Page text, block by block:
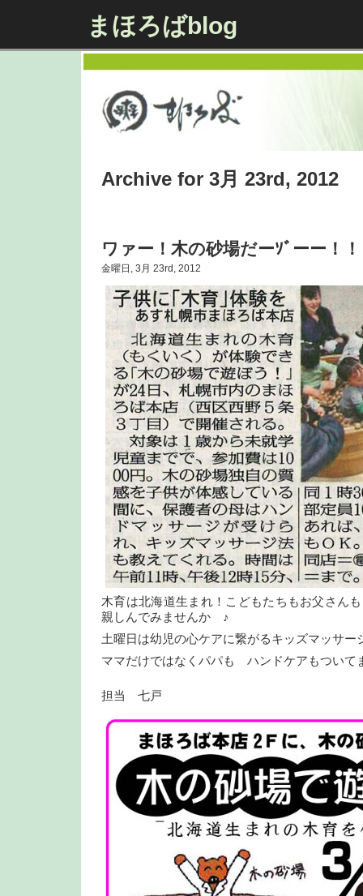
まほろばblog
Archive for 3月 23rd, 2012
ワァー！木の砂場だーｿﾞーー！！
金曜日, 3月 23rd, 2012
木育は北海道生まれ！こどもたちもお父さん
親しんでみませんか ♪
土曜日は幼児の心ケアに繋がるキッズマッサー
ママだけではなくパパも ハンドケアもつい
担当 七戸